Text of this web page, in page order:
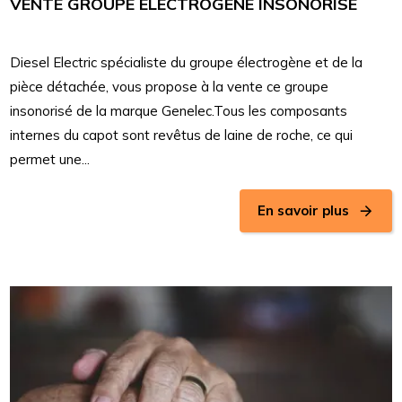
Diesel Electric spécialiste du groupe électrogène et de la
pièce détachée, vous propose à la vente ce groupe
insonorisé de la marque Genelec.Tous les composants
internes du capot sont revêtus de laine de roche, ce qui
permet une...
En savoir plus